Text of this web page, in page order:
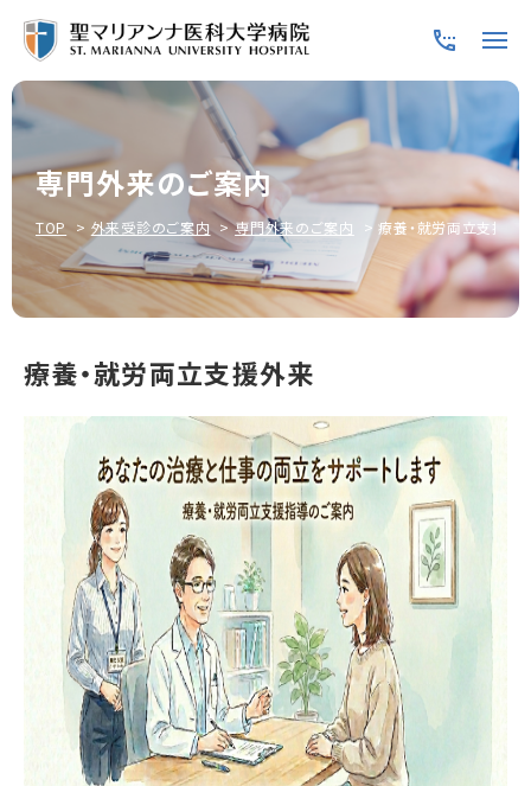
専門外来のご案内
TOP 外来受診のご案内 専門外来のご案内 療養・就労両立支援外
療養・就労両立支援外来